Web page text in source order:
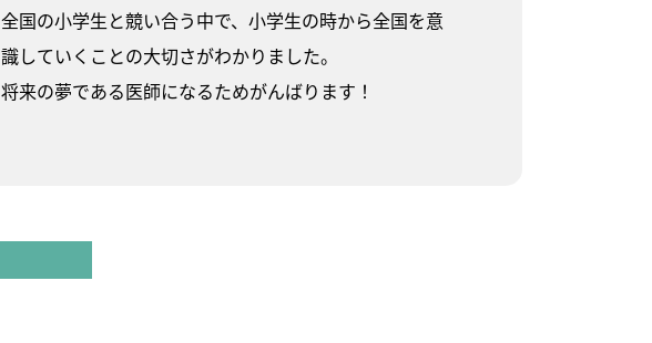
全国の小学生と競い合う中で、小学生の時から全国を意
識していくことの大切さがわかりました。
将来の夢である医師になるためがんばります！